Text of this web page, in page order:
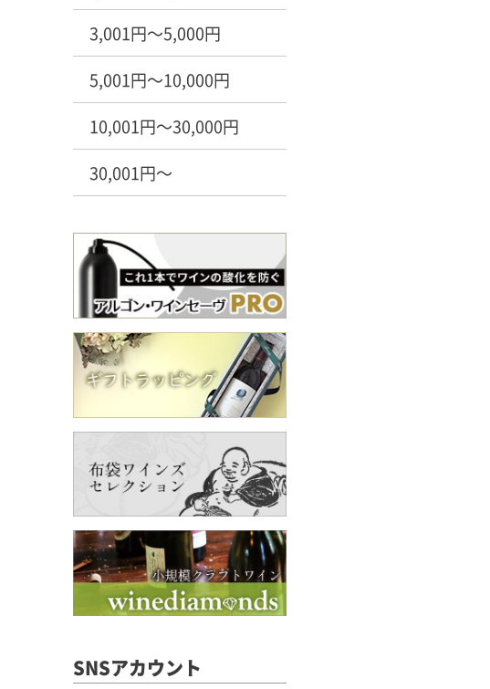
3,001円～5,000円
5,001円～10,000円
10,001円～30,000円
30,001円～
SNSアカウント